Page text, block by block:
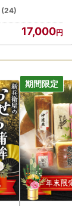
(24)
17,000